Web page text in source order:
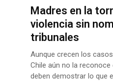
Madres en la
violencia sin
tribunales
Aunque crecen los
Chile aún no la
deben demostrar lo que